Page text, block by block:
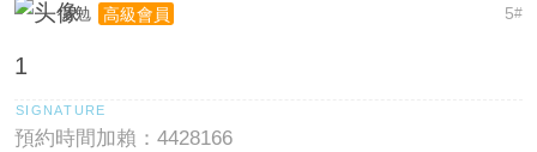
5#
循勉 高級會員
1
預約時間加賴：4428166